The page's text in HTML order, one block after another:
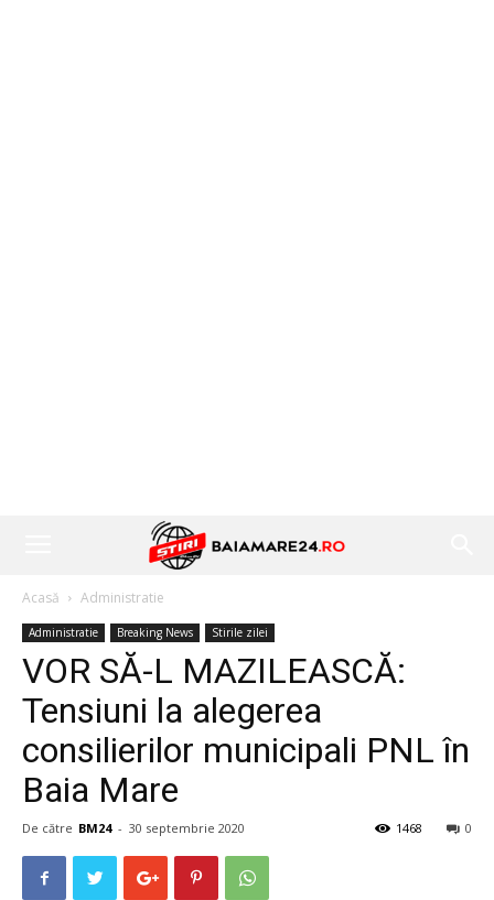
Acasă Administratie
Administratie Breaking News Stirile zilei
VOR SĂ-L MAZILEASCĂ:
Tensiuni la alegerea
consilierilor municipali PNL în
Baia Mare
De către BM24 - 30 septembrie 2020 0
1468